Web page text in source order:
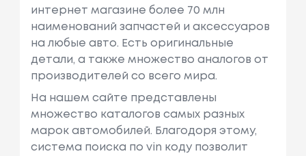
интернет магазине более 70 млн
наименований запчастей и аксессуаров
на любые авто. Есть оригинальные
детали, а также множество аналогов от
производителей со всего мира.
На нашем сайте представлены
множество каталогов самых разных
марок автомобилей. Благодоря этому,
система поиска по vin коду позволит